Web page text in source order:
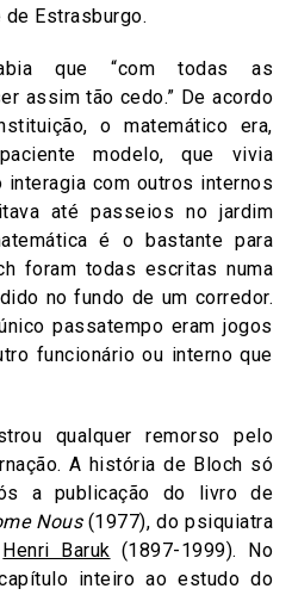
de Estrasburgo.
que “com todas as
assim tão cedo.” De acordo
o matemático era,
modelo, que vivia
interagia com outros internos
até passeios no jardim
é o bastante para
foram todas escritas numa
no fundo de um corredor.
passatempo eram jogos
funcionário ou interno que
qualquer remorso pelo
A história de Bloch só
a publicação do livro de
Nous (1977), do psiquiatra
Henri Baruk (1897-1999). No
inteiro ao estudo do